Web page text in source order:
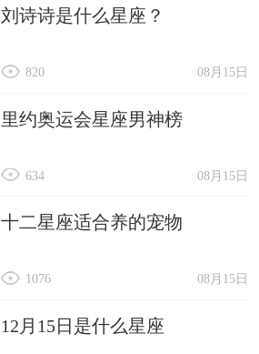
刘诗诗是什么星座？
08月15日
820
里约奥运会星座男神榜
08月15日
634
十二星座适合养的宠物
08月15日
1076
12月15日是什么星座